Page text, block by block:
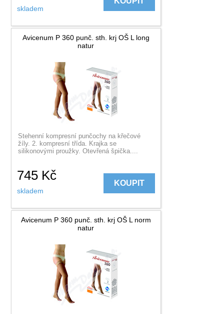
skladem
Avicenum P 360 punč. sth. krj OŠ L long
natur
Stehenní kompresní punčochy na křečové
žíly. 2. kompresní třída. Krajka se
silikonovými proužky. Otevřená špička....
745 Kč
skladem
KOUPIT
Avicenum P 360 punč. sth. krj OŠ L norm
natur